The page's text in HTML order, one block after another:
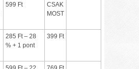
599 Ft
CSAK
MOST
285 Ft – 28
% + 1 pont
399 Ft